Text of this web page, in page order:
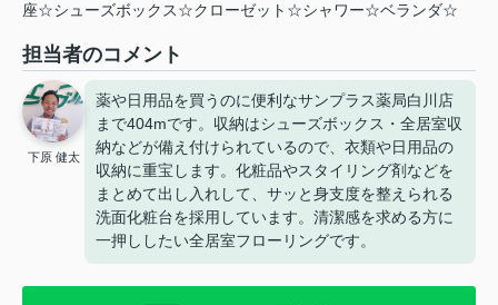
座☆シューズボックス☆クローゼット☆シャワー☆ベランダ☆
担当者のコメント
下原 健太
薬や日用品を買うのに便利なサンプラス薬局白川店
まで404mです。収納はシューズボックス・全居室収
納などが備え付けられているので、衣類や日用品の
収納に重宝します。化粧品やスタイリング剤などを
まとめて出し入れして、サッと身支度を整えられる
洗面化粧台を採用しています。清潔感を求める方に
一押ししたい全居室フローリングです。